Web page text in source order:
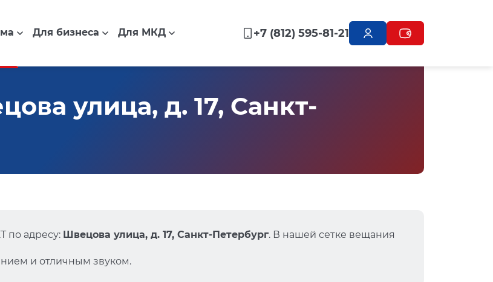
Для бизнеса Для МКД +7 (812) 595-81-21
улица, д. 17, Санкт-
по адресу: Швецова улица, д. 17, Санкт-Петербург. В нашей сетке вещания
и отличным звуком.